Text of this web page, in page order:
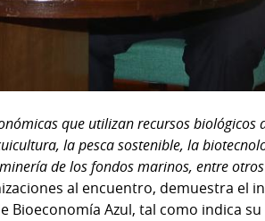
que utilizan recursos biológicos
la pesca sostenible, la
de los fondos marinos, entre otros
al encuentro, demuestra el
Bioeconomía Azul, tal como indica